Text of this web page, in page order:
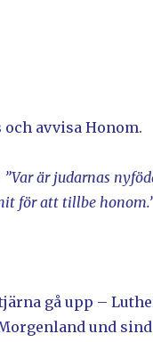
och avvisa Honom.
”Var är judarnas
för att tillbe
gå upp –
und sind